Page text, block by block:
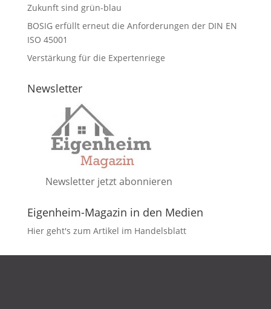
Zukunft sind grün-blau
BOSIG erfüllt erneut die Anforderungen der DIN EN
ISO 45001
Verstärkung für die Expertenriege
Newsletter
Newsletter jetzt abonnieren
Eigenheim-Magazin in den Medien
Hier geht's zum Artikel im Handelsblatt
DATENSCHUTZ